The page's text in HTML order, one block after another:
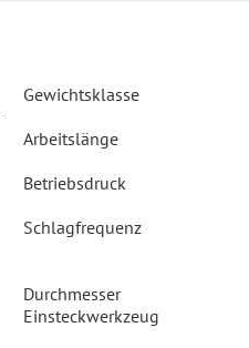
Gewichtsklasse
Arbeitslänge
Betriebsdruck
Schlagfrequenz
Durchmesser
Einsteckwerkzeug